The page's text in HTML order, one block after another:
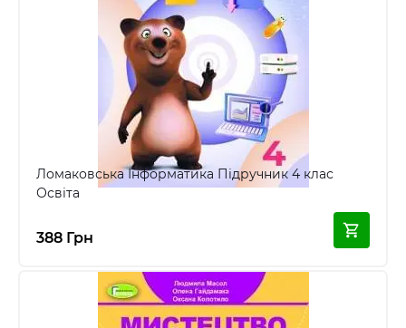
Ломаковська Інформатика Підручник 4 клас
Освіта
388 Грн